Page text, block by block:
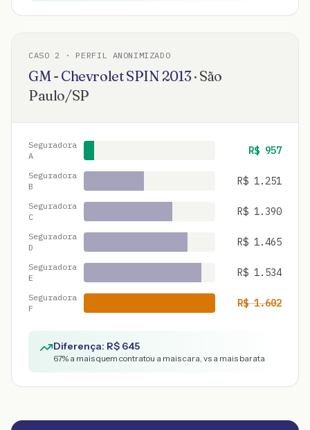
CASO 2 · PERFIL ANONIMIZADO
GM - ChevroletSPIN 2013· São
Paulo/SP
Seguradora
A
R$ 957
Seguradora
B
R$ 1.251
Seguradora
C
R$ 1.390
Seguradora
D
R$ 1.465
Seguradora
E
R$ 1.534
Seguradora
F
R$1.602
Diferença: R$ 645
67% a mais quem contratou a mais cara, vs a mais barata